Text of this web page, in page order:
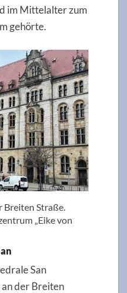
im Mittelalter zum
gehörte.
Straße.
„Eike von
San
der Breiten